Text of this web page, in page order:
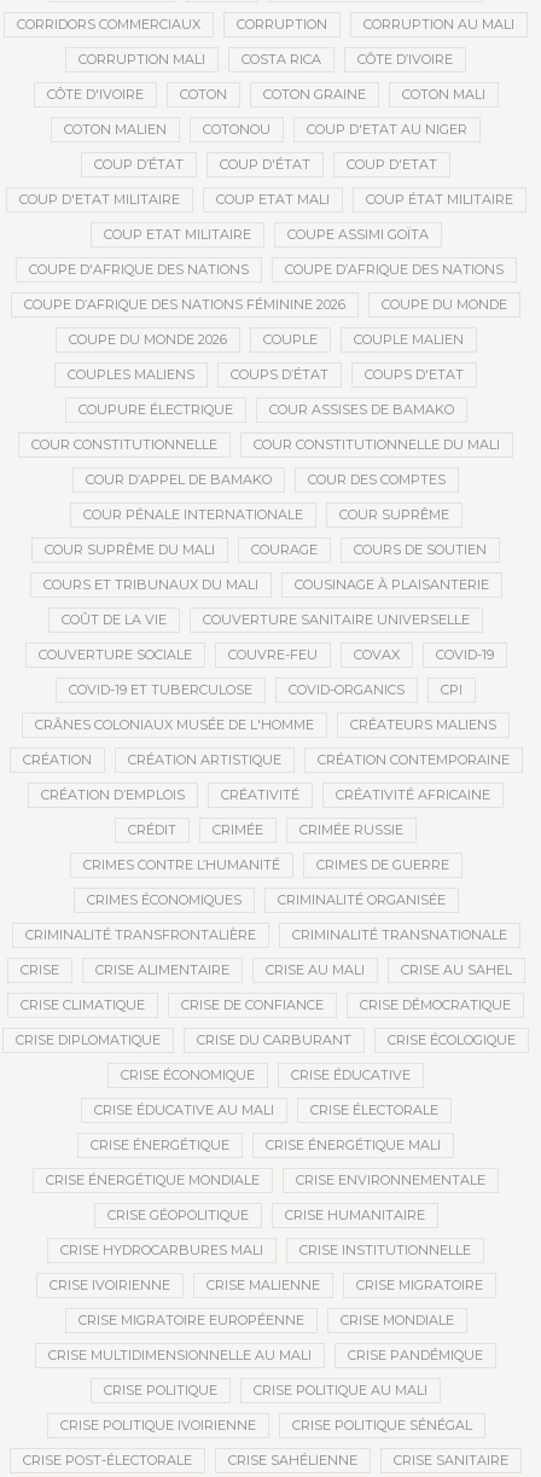
CORRIDORS COMMERCIAUX CORRUPTION CORRUPTION AU MALI
CORRUPTION MALI COSTA RICA CÔTE D’IVOIRE
CÔTE D'IVOIRE COTON COTON GRAINE COTON MALI
COTON MALIEN COTONOU COUP D'ETAT AU NIGER
COUP D’ÉTAT COUP D'ÉTAT COUP D'ETAT
COUP D'ETAT MILITAIRE COUP ETAT MALI COUP ÉTAT MILITAIRE
COUP ETAT MILITAIRE COUPE ASSIMI GOÏTA
COUPE D'AFRIQUE DES NATIONS COUPE D’AFRIQUE DES NATIONS
COUPE D’AFRIQUE DES NATIONS FÉMININE 2026 COUPE DU MONDE
COUPE DU MONDE 2026 COUPLE COUPLE MALIEN
COUPLES MALIENS COUPS D’ÉTAT COUPS D'ETAT
COUPURE ÉLECTRIQUE COUR ASSISES DE BAMAKO
COUR CONSTITUTIONNELLE COUR CONSTITUTIONNELLE DU MALI
COUR D’APPEL DE BAMAKO COUR DES COMPTES
COUR PÉNALE INTERNATIONALE COUR SUPRÊME
COUR SUPRÊME DU MALI COURAGE COURS DE SOUTIEN
COURS ET TRIBUNAUX DU MALI COUSINAGE À PLAISANTERIE
COÛT DE LA VIE COUVERTURE SANITAIRE UNIVERSELLE
COUVERTURE SOCIALE COUVRE-FEU COVAX COVID-19
COVID-19 ET TUBERCULOSE COVID-ORGANICS CPI
CRÂNES COLONIAUX MUSÉE DE L'HOMME CRÉATEURS MALIENS
CRÉATION CRÉATION ARTISTIQUE CRÉATION CONTEMPORAINE
CRÉATION D’EMPLOIS CRÉATIVITÉ CRÉATIVITÉ AFRICAINE
CRÉDIT CRIMÉE CRIMÉE RUSSIE
CRIMES CONTRE L’HUMANITÉ CRIMES DE GUERRE
CRIMES ÉCONOMIQUES CRIMINALITÉ ORGANISÉE
CRIMINALITÉ TRANSFRONTALIÈRE CRIMINALITÉ TRANSNATIONALE
CRISE CRISE ALIMENTAIRE CRISE AU MALI CRISE AU SAHEL
CRISE CLIMATIQUE CRISE DE CONFIANCE CRISE DÉMOCRATIQUE
CRISE DIPLOMATIQUE CRISE DU CARBURANT CRISE ÉCOLOGIQUE
CRISE ÉCONOMIQUE CRISE ÉDUCATIVE
CRISE ÉDUCATIVE AU MALI CRISE ÉLECTORALE
CRISE ÉNERGÉTIQUE CRISE ÉNERGÉTIQUE MALI
CRISE ÉNERGÉTIQUE MONDIALE CRISE ENVIRONNEMENTALE
CRISE GÉOPOLITIQUE CRISE HUMANITAIRE
CRISE HYDROCARBURES MALI CRISE INSTITUTIONNELLE
CRISE IVOIRIENNE CRISE MALIENNE CRISE MIGRATOIRE
CRISE MIGRATOIRE EUROPÉENNE CRISE MONDIALE
CRISE MULTIDIMENSIONNELLE AU MALI CRISE PANDÉMIQUE
CRISE POLITIQUE CRISE POLITIQUE AU MALI
CRISE POLITIQUE IVOIRIENNE CRISE POLITIQUE SÉNÉGAL
CRISE POST-ÉLECTORALE CRISE SAHÉLIENNE CRISE SANITAIRE